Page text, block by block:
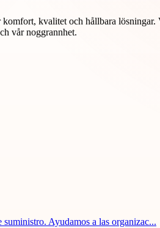
kvalitet och hållbara
vår noggrannhet.
Ayudamos a las organizac...